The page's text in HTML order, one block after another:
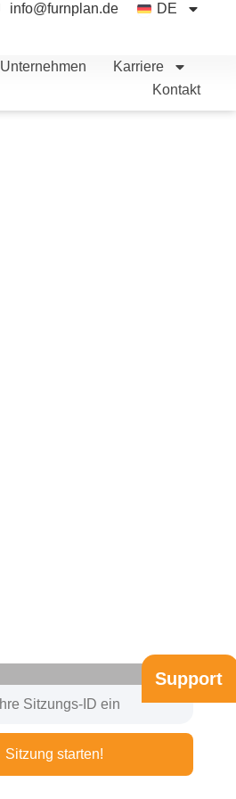
info@furnplan.de DE
Unternehmen
Karriere
Kontakt
Sitzung starten!
Support